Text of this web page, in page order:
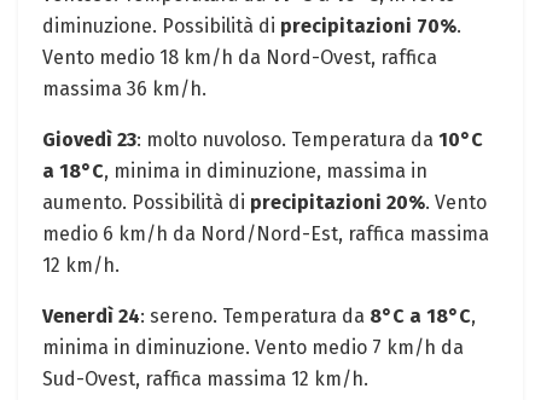
diminuzione. Possibilità di precipitazioni 70%.
Vento medio 18 km/h da Nord-Ovest, raffica
massima 36 km/h.
Giovedì 23: molto nuvoloso. Temperatura da 10°C
a 18°C, minima in diminuzione, massima in
aumento. Possibilità di precipitazioni 20%. Vento
medio 6 km/h da Nord/Nord-Est, raffica massima
12 km/h.
Venerdì 24: sereno. Temperatura da 8°C a 18°C,
minima in diminuzione. Vento medio 7 km/h da
Sud-Ovest, raffica massima 12 km/h.